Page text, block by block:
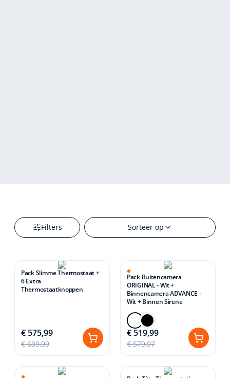
Filters Sorteer op
Pack Slimme Thermostaat +
6 Extra
Thermostaatknoppen
€ 575,99
€ 639,99
Pack Buitencamera
ORIGINAL - Wit +
Binnencamera ADVANCE -
Wit + Binnen Sirene
€ 519,99
€ 579,97